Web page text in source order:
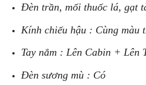
Đèn trần, mối thuốc lá, gạt
Kính chiếu hậu : Cùng màu
Tay nắm : Lên Cabin + Lên
Đèn sương mù : Có